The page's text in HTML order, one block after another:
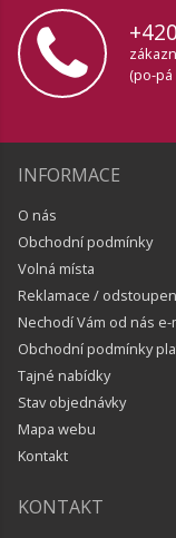
(po-pá
INFORMACE
O nás
Obchodní podmínky
Volná místa
Reklamace /
Nechodí Vám od nás e-
Obchodní podmínky
Tajné nabídky
Stav objednávky
Mapa webu
Kontakt
KONTAKT